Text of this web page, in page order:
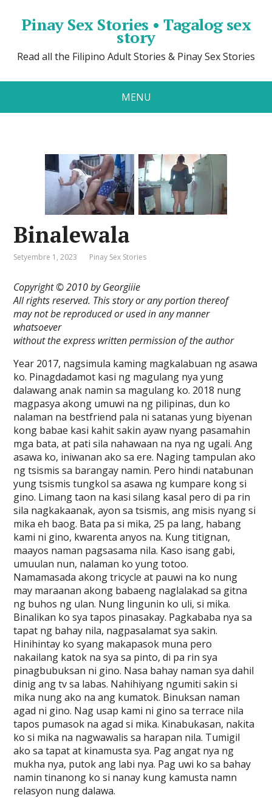
Pinay Sex Stories • Tagalog sex
story
Read all the Filipino Adult Stories & Pinay Sex Stories
MENU
Binalewala
Setyembre 1, 2023 Pinay Sex Stories
Copyright © 2010 by Georgiiie
All rights reserved. This story or any portion thereof
may not be reproduced or used in any manner
whatsoever
without the express written permission of the author
Year 2017, nagsimula kaming magkalabuan ng asawa
ko. Pinagdadamot kasi ng magulang nya yung
dalawang anak namin sa magulang ko. 2018 nung
magpasya akong umuwi na ng pilipinas, dun ko
nalaman na bestfriend pala ni satanas yung biyenan
kong babae kasi kahit sakin ayaw nyang pasamahin
mga bata, at pati sila nahawaan na nya ng ugali. Ang
asawa ko, iniwanan ako sa ere. Naging tampulan ako
ng tsismis sa barangay namin. Pero hindi natabunan
yung tsismis tungkol sa asawa ng kumpare kong si
gino. Limang taon na kasi silang kasal pero di pa rin
sila nagkakaanak, ayon sa tsismis, ang misis nyang si
mika eh baog. Bata pa si mika, 25 pa lang, habang
kami ni gino, kwarenta anyos na. Kung titignan,
maayos naman pagsasama nila. Kaso isang gabi,
umuulan nun, nalaman ko yung totoo.
Namamasada akong tricycle at pauwi na ko nung
may maraanan akong babaeng naglalakad sa gitna
ng buhos ng ulan. Nung lingunin ko uli, si mika.
Binalikan ko sya tapos pinasakay. Pagkababa nya sa
tapat ng bahay nila, nagpasalamat sya sakin.
Hinihintay ko syang makapasok muna pero
nakailang katok na sya sa pinto, di pa rin sya
pinagbubuksan ni gino. Nasa bahay naman sya dahil
dinig ang tv sa labas. Nahihiyang ngumiti sakin si
mika nung ako na ang kumatok. Binuksan naman
agad ni gino. Nag usap kami ni gino sa terrace nila
tapos pumasok na agad si mika. Kinabukasan, nakita
ko si mika na nagwawalis sa harapan nila. Tumigil
ako sa tapat at kinamusta sya. Pag angat nya ng
mukha nya, putok ang labi nya. Pag uwi ko sa bahay
namin tinanong ko si nanay kung kamusta namn
relasyon nung dalawa.